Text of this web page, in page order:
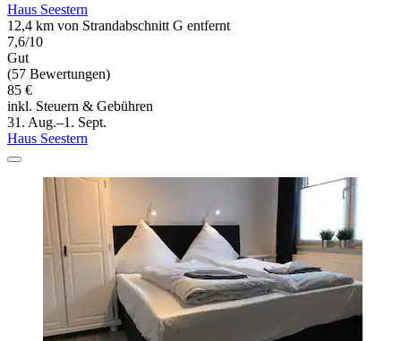
Haus Seestern
12,4 km von Strandabschnitt G entfernt
7,6/10
Gut
(57 Bewertungen)
85 €
inkl. Steuern & Gebühren
31. Aug.–1. Sept.
Haus Seestern